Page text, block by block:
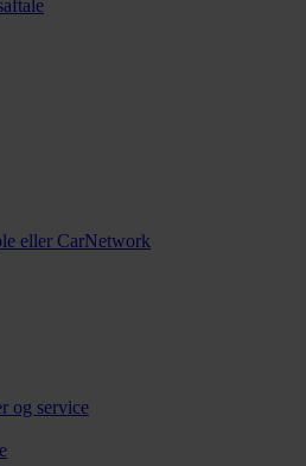
eller CarNetwork
og service